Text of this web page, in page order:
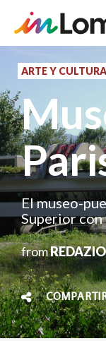
contenido
principal
ARTE Y CULTURA
El museo-
Superior
from